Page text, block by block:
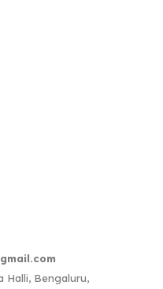
Halli, Bengaluru,